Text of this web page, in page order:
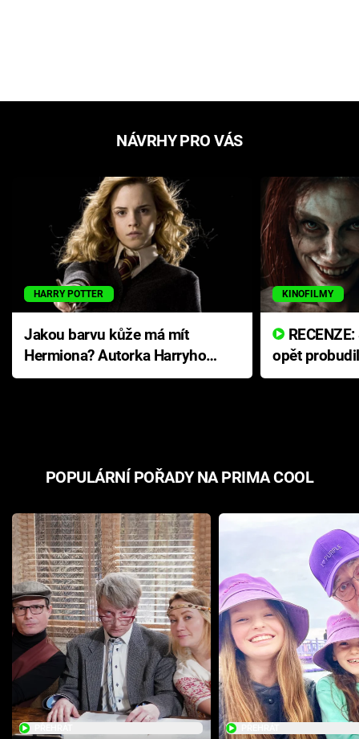
NÁVRHY PRO VÁS
HARRY POTTER
Jakou barvu kůže má mít
Hermiona? Autorka Harryho
Pottera přišla s ráznou
KINOFILMY
opět
přichází s
POPULÁRNÍ POŘADY NA PRIMA COOL